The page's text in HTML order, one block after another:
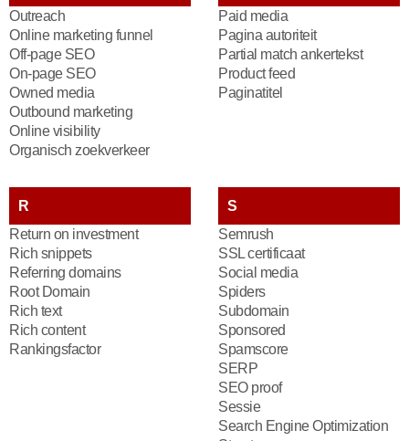
Outreach
Online marketing funnel
Off-page SEO
On-page SEO
Owned media
Outbound marketing
Online visibility
Organisch zoekverkeer
Paid media
Pagina autoriteit
Partial match ankertekst
Product feed
Paginatitel
R
Return on investment
Rich snippets
Referring domains
Root Domain
Rich text
Rich content
Rankingsfactor
S
Semrush
SSL certificaat
Social media
Spiders
Subdomain
Sponsored
Spamscore
SERP
SEO proof
Sessie
Search Engine Optimization